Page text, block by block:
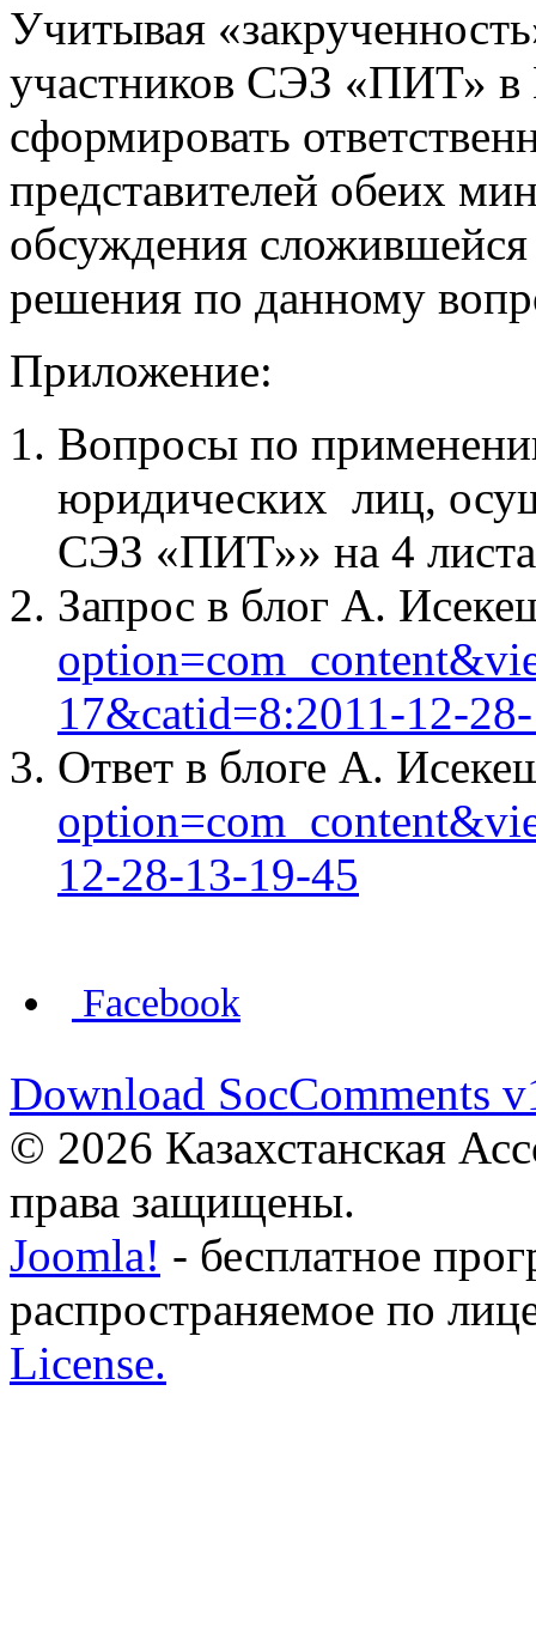
Учитывая
участников СЭЗ «ПИТ» в
сформировать
представителей обеих
обсуждения сложившейся
решения по данному
Приложение:
Вопросы по
юридических лиц,
СЭЗ «ПИТ»» на 4
Запрос в блог А.
17&catid=8:2011-12-
Ответ в блоге А.
12-28-13-19-45
Facebook
Download SocComments
© 2026 Казахстанская
права защищены.
Joomla! - бесплатное
распространяемое по
License.